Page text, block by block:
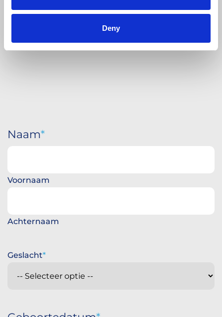
Deny
Naam
Voornaam
Achternaam
Geslacht